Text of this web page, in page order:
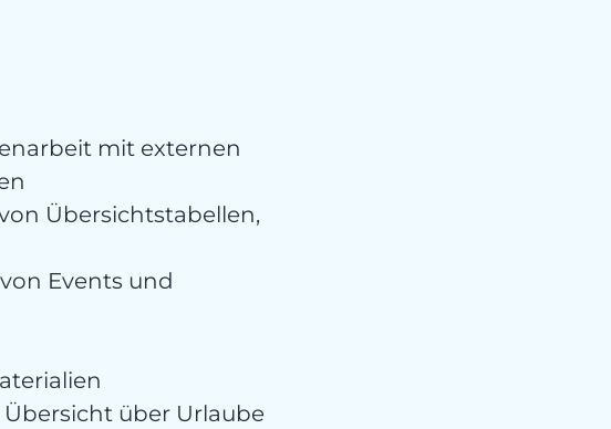
mit externen
Übersichtstabellen,
Events und
über Urlaube